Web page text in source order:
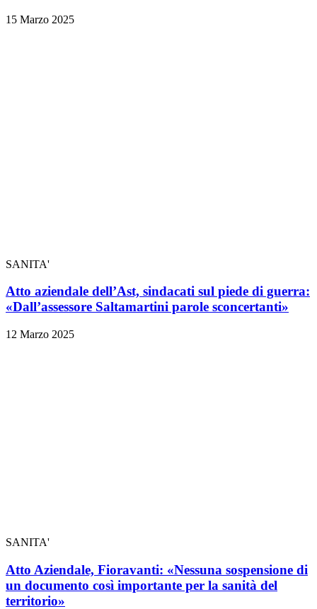
15 Marzo 2025
SANITA'
Atto aziendale dell’Ast, sindacati sul piede di guerra:
«Dall’assessore Saltamartini parole sconcertanti»
12 Marzo 2025
SANITA'
Atto Aziendale, Fioravanti: «Nessuna sospensione di
un documento così importante per la sanità del
territorio»